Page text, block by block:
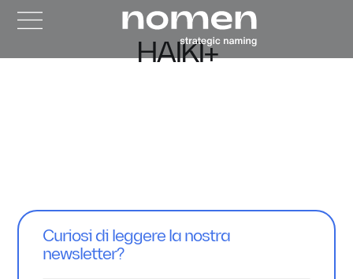
HAIKI+
Curiosi di leggere la nostra
newsletter?